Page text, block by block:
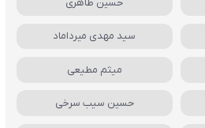
حسین طاهری
سید مهدی میرداماد
میثم مطیعی
حسین سیب سرخی